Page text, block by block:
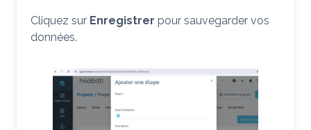
Cliquez sur Enregistrer pour sauvegarder vos
données.